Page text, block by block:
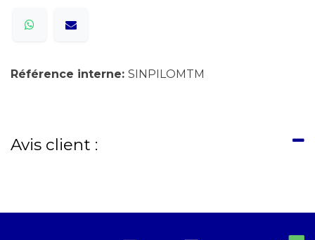
Référence interne: SINPILOMTM
Avis client :